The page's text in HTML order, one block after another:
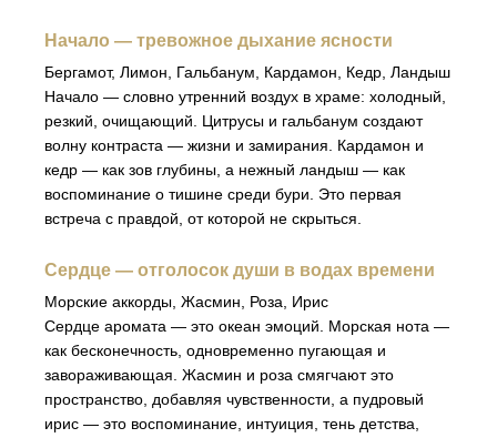
Начало — тревожное дыхание ясности
Бергамот, Лимон, Гальбанум, Кардамон, Кедр, Ландыш
Начало — словно утренний воздух в храме: холодный,
резкий, очищающий. Цитрусы и гальбанум создают
волну контраста — жизни и замирания. Кардамон и
кедр — как зов глубины, а нежный ландыш — как
воспоминание о тишине среди бури. Это первая
встреча с правдой, от которой не скрыться.
Сердце — отголосок души в водах времени
Морские аккорды, Жасмин, Роза, Ирис
Сердце аромата — это океан эмоций. Морская нота —
как бесконечность, одновременно пугающая и
завораживающая. Жасмин и роза смягчают это
пространство, добавляя чувственности, а пудровый
ирис — это воспоминание, интуиция, тень детства,